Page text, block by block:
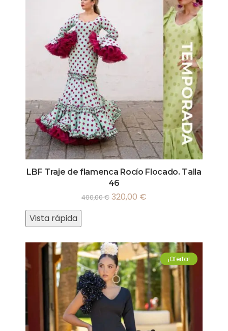
LBF Traje de flamenca Rocío Flocado. Talla
46
400,00€ 320,00 €
Vista rápida
¡Oferta!